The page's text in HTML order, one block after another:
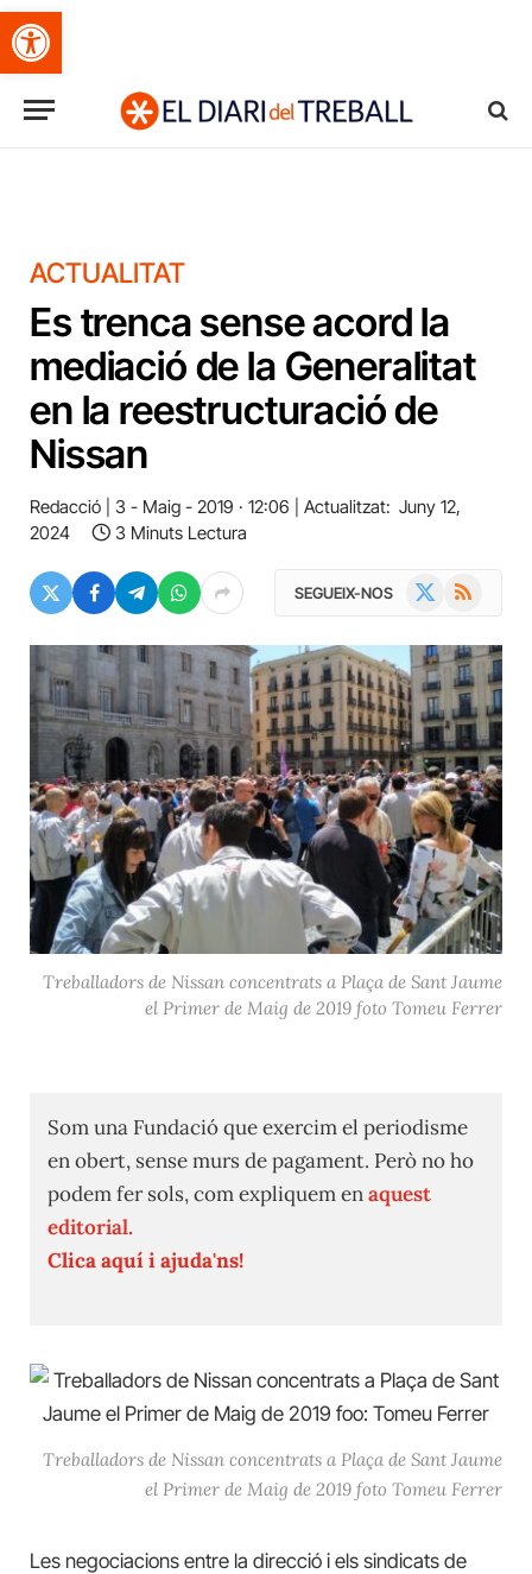
Obre la barra d'eines
ACTUALITAT
Es trenca sense acord la
mediació de la Generalitat
en la reestructuració de
Nissan
Redacció 3 - Maig - 2019 · 12:06 Actualitzat: Juny 12,
2024
3 Minuts Lectura
SEGUEIX-NOS RSS
Treballadors de Nissan concentrats a Plaça de Sant Jaume
el Primer de Maig de 2019 foto Tomeu Ferrer
Som una Fundació que exercim el periodisme
en obert, sense murs de pagament. Però no ho
podem fer sols, com expliquem enaquest
editorial.
Clica aquí i ajuda'ns!
Treballadors de Nissan concentrats a Plaça de Sant Jaume
el Primer de Maig de 2019 foto Tomeu Ferrer
Les negociacions entre la direcció i els sindicats de